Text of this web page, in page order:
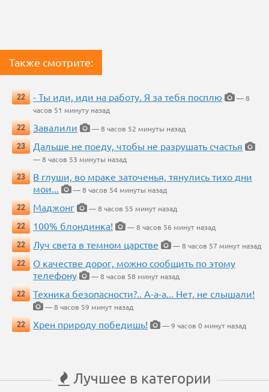
Также смотрите:
22 - Ты иди, иди на работу. Я за тебя посплю
— 8
часов 51 минуту назад
22
Завалили
— 8 часов 52 минуты назад
23
Дальше не поеду, чтобы не разрушать счастья
— 8 часов 53 минуты назад
23
В глуши, во мраке заточенья, тянулись тихо дни
мои...
— 8 часов 54 минуты назад
22
Маджонг
— 8 часов 55 минут назад
22
100% блондинка!
— 8 часов 56 минут назад
22
Луч света в темном царстве
— 8 часов 57 минут назад
22
О качестве дорог, можно сообщить по этому
телефону
— 8 часов 58 минут назад
22
Техника безопасности?.. А-а-а... Нет, не слышали!
— 8 часов 59 минут назад
22
Хрен природу победишь! — 9 часов 0 минут назад
Лучшее в категории